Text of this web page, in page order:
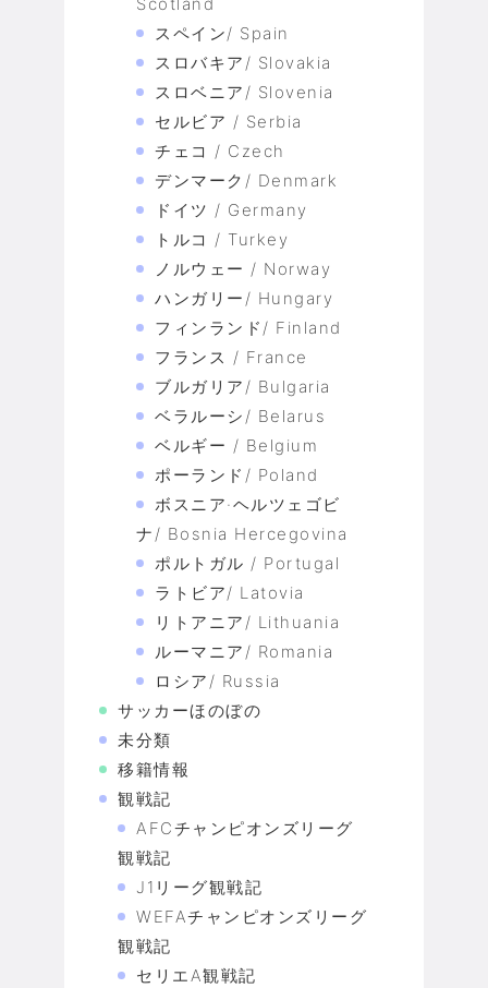
スペイン/ Spain
スロバキア/ Slovakia
スロベニア/ Slovenia
セルビア / Serbia
チェコ / Czech
デンマーク/ Denmark
ドイツ / Germany
トルコ / Turkey
ノルウェー / Norway
ハンガリー/ Hungary
フィンランド/ Finland
フランス / France
ブルガリア/ Bulgaria
ベラルーシ/ Belarus
ベルギー / Belgium
ポーランド/ Poland
ボスニア·ヘルツェゴビ
ナ/ Bosnia Hercegovina
ポルトガル / Portugal
ラトビア/ Latovia
リトアニア/ Lithuania
ルーマニア/ Romania
ロシア/ Russia
サッカーほのぼの
未分類
移籍情報
観戦記
AFCチャンピオンズリーグ
観戦記
J1リーグ観戦記
WEFAチャンピオンズリーグ
観戦記
セリエA観戦記